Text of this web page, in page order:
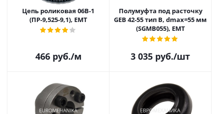
Цепь роликовая 06B-1
(ПР-9,525-9,1), EMT
466руб./м
Полумуфта под расточку
GEB 42-55 тип B, dmax=55 мм
(SGMB055), EMT
3 035 руб./шт